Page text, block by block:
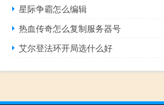
星际争霸怎么编辑
热血传奇怎么复制服务器号
艾尔登法环开局选什么好